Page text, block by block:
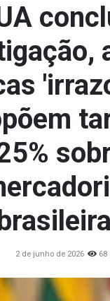
2 de junho de 2026 68